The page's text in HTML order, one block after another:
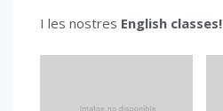
I les nostres English classes!